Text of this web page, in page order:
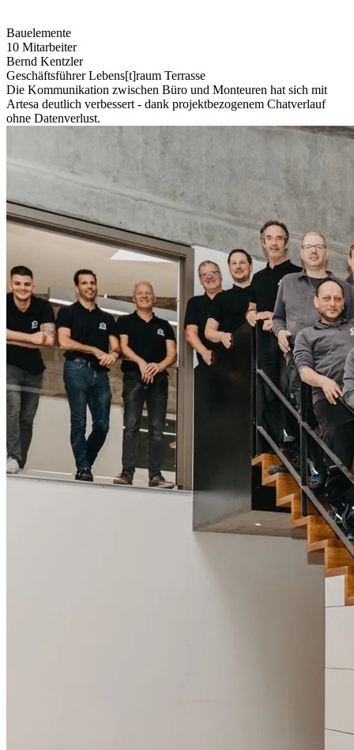
Bauelemente
10 Mitarbeiter
Bernd Kentzler
Geschäftsführer Lebens[t]raum Terrasse
Die Kommunikation zwischen Büro und Monteuren hat sich mit
Artesa deutlich verbessert - dank projektbezogenem Chatverlauf
ohne Datenverlust.